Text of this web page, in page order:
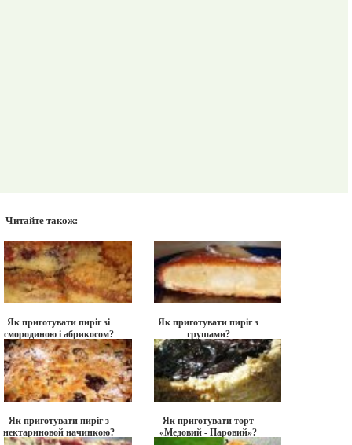
Читайте також:
Як приготувати пиріг зі
смородиною і абрикосом?
Як приготувати пиріг з
грушами?
Як приготувати пиріг з
нектариновой начинкою?
Як приготувати торт
«Медовий - Паровий»?